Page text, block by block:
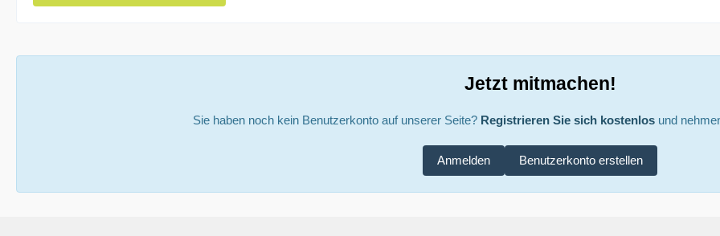
Jetzt mitmachen!
Sie haben noch kein Benutzerkonto auf unserer Seite? Registrieren Sie sich kostenlosund
Benutzerkonto erstellen
Anmelden